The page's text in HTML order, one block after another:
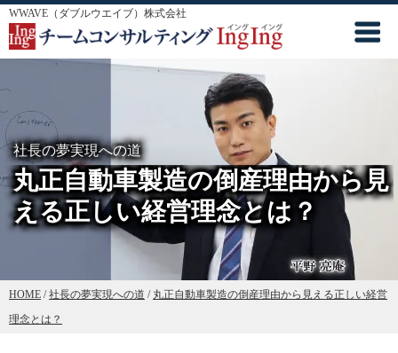
WWAVE（ダブルウエイブ）株式会社
社長の夢実現への道
丸正自動車製造の倒産理由から見
える正しい経営理念とは？
HOME /社長の夢実現への道 / 丸正自動車製造の倒産理由から見える正しい経営
理念とは？